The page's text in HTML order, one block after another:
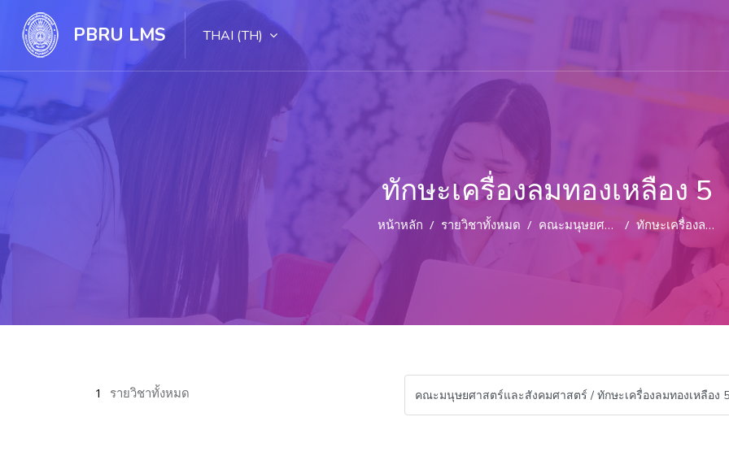
PBRU LMS THAI ‎(TH)‎
ทักษะเครื่องลมทองเหลือง 5
หน้าหลัก รายวิชาทั้งหมด คณะมนุษยศาสตร์และสังคมศาสตร์ ทักษะเครื่องลมทองเหลือง 5
1
รายวิชาทั้งหมด